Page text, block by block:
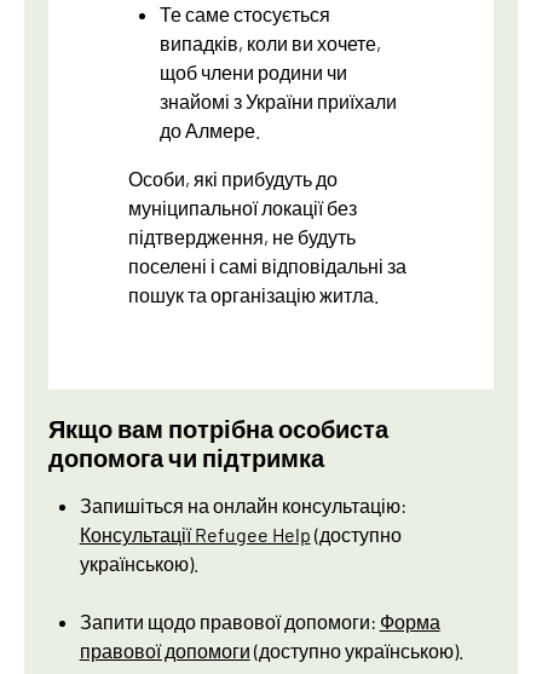
Те саме стосується
випадків, коли ви хочете,
щоб члени родини чи
знайомі з України приїхали
до Алмере.
Особи, які прибудуть до
муніципальної локації без
підтвердження, не будуть
поселені і самі відповідальні за
пошук та організацію житла.
Якщо вам потрібна особиста
допомога чи підтримка
Запишіться на онлайн консультацію:
Консультації Refugee Help (доступно
українською).
Запити щодо правової допомоги: Форма
правової допомоги (доступно українською).